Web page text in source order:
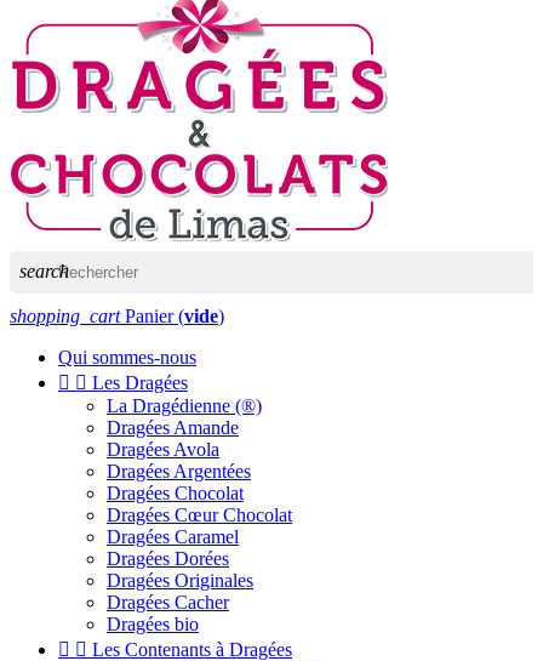
search
shopping_cart Panier (vide)
Qui sommes-nous
  Les Dragées
La Dragédienne (®)
Dragées Amande
Dragées Avola
Dragées Argentées
Dragées Chocolat
Dragées Cœur Chocolat
Dragées Caramel
Dragées Dorées
Dragées Originales
Dragées Cacher
Dragées bio
  Les Contenants à Dragées